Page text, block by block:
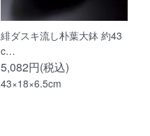
緋ダスキ流し朴葉大鉢 約43
c…
5,082円(税込)
43×18×6.5cm